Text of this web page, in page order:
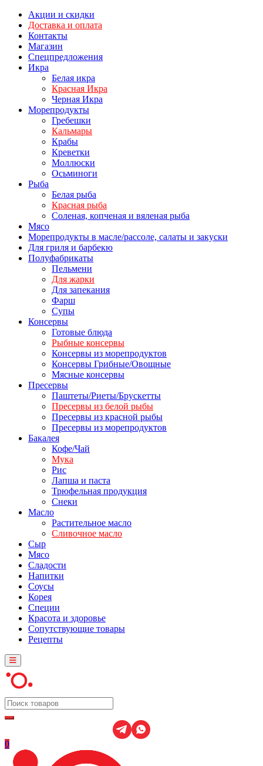
Акции и скидки
Доставка и оплата
Контакты
Магазин
Спецпредложения
Икра
Белая икра
Красная Икра
Черная Икра
Морепродукты
Гребешки
Кальмары
Крабы
Креветки
Моллюски
Осьминоги
Рыба
Белая рыба
Красная рыба
Соленая, копченая и вяленая рыба
Мясо
Морепродукты в масле/рассоле, салаты и закуски
Для гриля и барбекю
Полуфабрикаты
Пельмени
Для жарки
Для запекания
Фарш
Супы
Консервы
Готовые блюда
Рыбные консервы
Консервы из морепродуктов
Консервы Грибные/Овощные
Мясные консервы
Пресервы
Паштеты/Риеты/Брускетты
Пресервы из белой рыбы
Пресервы из красной рыбы
Пресервы из морепродуктов
Бакалея
Кофе/Чай
Мука
Рис
Лапша и паста
Трюфельная продукция
Снеки
Масло
Растительное масло
Сливочное масло
Сыр
Мясо
Сладости
Напитки
Соусы
Корея
Специи
Красота и здоровье
Сопутствующие товары
Рецепты
0